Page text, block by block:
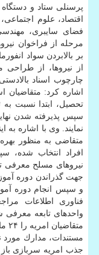
پرسنلی ستاد و
اقتصاد، علوم اجتماعی،
فضای سایبری،
مرحله از فراخوان
بر بالابردن سواد
از نیروها، از
چارچوب اسناد
اشاره كرد: متقاضیان
تحصیل، ابتدا نسبت به
سپس پذیرفته شدن
نمایند. وی با اشاره به
متقاضی به منظور
افراد انتخاب شده،
نیروهای مسلح معرفی
جهت گذراندن دوره
و سپس انجام دوره
فناوری اطلاعات
واحدهای تابعه
مستندات، مدارك مورد
جذب امریه سربازی